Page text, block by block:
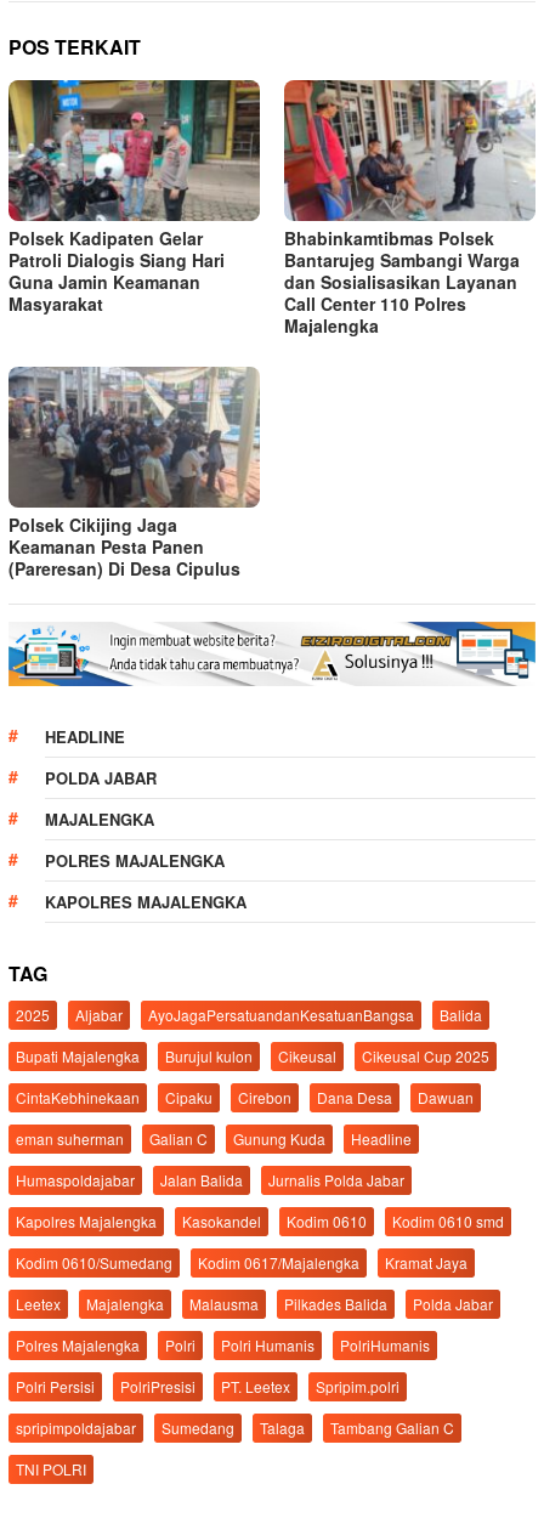
POS TERKAIT
Polsek Kadipaten Gelar
Patroli Dialogis Siang Hari
Guna Jamin Keamanan
Masyarakat
Bhabinkamtibmas Polsek
Bantarujeg Sambangi Warga
dan Sosialisasikan Layanan
Call Center 110 Polres
Majalengka
Polsek Cikijing Jaga
Keamanan Pesta Panen
(Pareresan) Di Desa Cipulus
HEADLINE
POLDA JABAR
MAJALENGKA
POLRES MAJALENGKA
KAPOLRES MAJALENGKA
TAG
2025 Aljabar AyoJagaPersatuandanKesatuanBangsa
Balida
Bupati Majalengka
Burujul kulon Cikeusal
Cikeusal Cup 2025
CintaKebhinekaan
Cipaku Cirebon Dana Desa
Dawuan
eman suherman
Galian C Gunung Kuda
Headline
Humaspoldajabar
Jalan Balida
Jurnalis Polda Jabar
Kapolres Majalengka
Kasokandel Kodim 0610
Kodim 0610 smd
Kodim 0610/Sumedang
Kodim 0617/Majalengka
Kramat Jaya
Leetex
Majalengka Malausma Pilkades Balida
Polda Jabar
Polres Majalengka
Polri Polri Humanis
PolriHumanis
Polri Persisi
PolriPresisi PT. Leetex
Spripim.polri
spripimpoldajabar
Sumedang Talaga
Tambang Galian C
TNI POLRI